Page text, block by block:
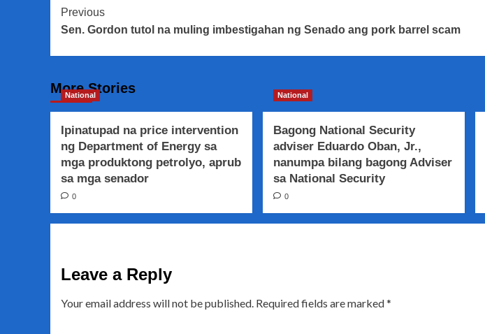
Post
Navigation
Previous
Sen. Gordon tutol na muling imbestigahan ng Senado ang pork barrel scam
More Stories
National
Ipinatupad na price intervention
ng Department of Energy sa
mga produktong petrolyo, aprub
sa mga senador
0
National
Bagong National Security
adviser Eduardo Oban, Jr.,
nanumpa bilang bagong Adviser
sa National Security
0
Leave a Reply
Your email address will not be published. Required fields are marked*